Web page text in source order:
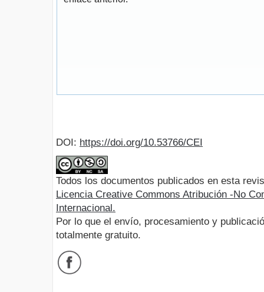
DOI: https://doi.org/10.53766/CEI
Todos los documentos publicados en esta
Licencia Creative Commons Atribución -No
Internacional.
Por lo que el envío, procesamiento y
totalmente gratuito.